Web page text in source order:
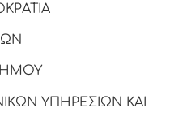
ΥΠΗΡΕΣΙΩΝ ΚΑΙ